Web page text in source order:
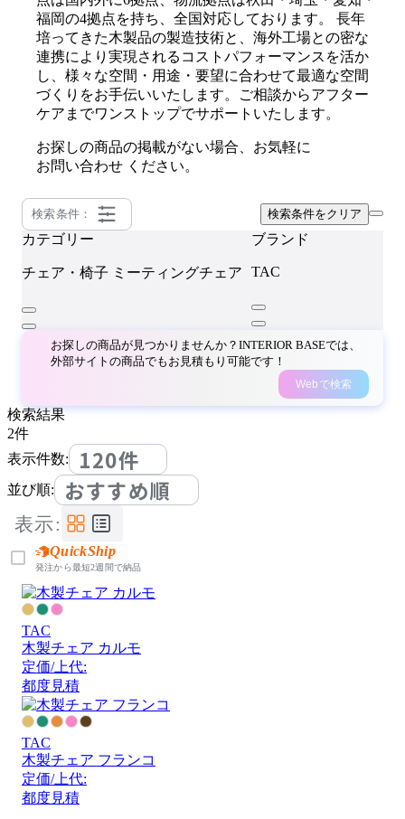
福岡の4拠点を持ち、全国対応しております。 長年
培ってきた木製品の製造技術と、海外工場との密な
連携により実現されるコストパフォーマンスを活か
し、様々な空間・用途・要望に合わせて最適な空間
づくりをお手伝いいたします。ご相談からアフター
ケアまでワンストップでサポートいたします。
お探しの商品の掲載がない場合、お気軽に
お問い合わせ ください。
検索条件： 検索条件をクリア
カテゴリー
チェア・椅子 ミーティングチェア
ブランド
TAC
お探しの商品が見つかりませんか？INTERIOR BASEでは、
外部サイトの商品でもお見積もり可能です！
Webで検索
検索結果
2件
表示件数:
120件
並び順: おすすめ順
表示:
QuickShip
発注から最短2週間で納品
TAC
木製チェア カルモ
定価/上代:
都度見積
TAC
木製チェア フランコ
定価/上代:
都度見積